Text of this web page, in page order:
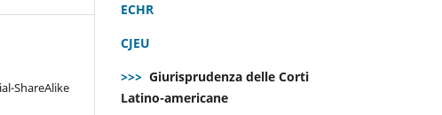
ShareAlike
ECHR
CJEU
>>> Giurisprudenza delle Corti
Latino-americane